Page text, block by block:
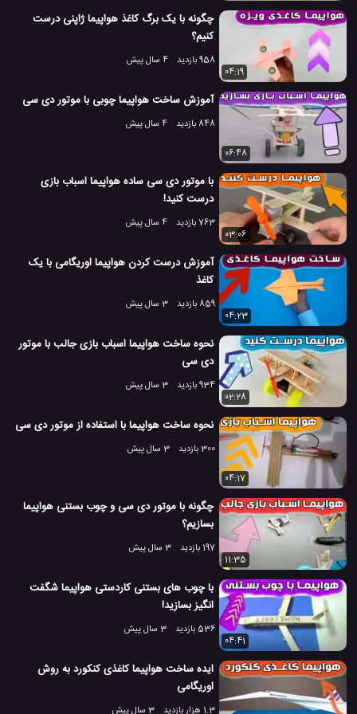
چگونه با یک برگ کاغذ هواپیما ژاپنی درست
کنیم؟
958 بازدید
4 سال پیش
04:19
آموزش ساخت هواپیما چوبی با موتور دی سی
848 بازدید 4 سال پیش
06:48
با موتور دی سی ساده هواپیما اسباب بازی
درست کنید!
763 بازدید
4 سال پیش
03:06
آموزش درست کردن هواپیما اوریگامی با یک
کاغذ
859 بازدید
3 سال پیش
04:23
نحوه ساخت هواپیما اسباب بازی جالب با موتور
دی سی
934 بازدید
3 سال پیش
02:28
نحوه ساخت هواپیما با استفاده از موتور دی سی
300 بازدید 3 سال پیش
04:17
چگونه با موتور دی سی و چوب بستنی هواپیما
بسازیم؟
197 بازدید
3 سال پیش
11:35
با چوب های بستنی کاردستی هواپیما شگفت
انگیز بسازید!
536 بازدید
3 سال پیش
04:41
ایده ساخت هواپیما کاغذی کنکورد به روش
اوریگامی
1.3 هزار بازدید 3 سال پیش